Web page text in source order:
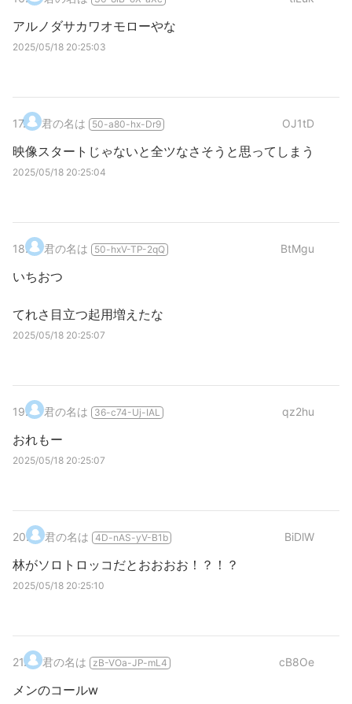
アルノダサカワオモローやな
2025/05/18 20:25:03
17. 君の名は 50-a80-hx-Dr9 OJ1tD
映像スタートじゃないと全ツなさそうと思ってしまう
2025/05/18 20:25:04
18. 君の名は 50-hxV-TP-2qQ BtMgu
いちおつ
てれさ目立つ起用増えたな
2025/05/18 20:25:07
19. 君の名は 36-c74-Uj-IAL qz2hu
おれもー
2025/05/18 20:25:07
20. 君の名は 4D-nAS-yV-B1b BiDlW
林がソロトロッコだとおおおお！？！？
2025/05/18 20:25:10
21. 君の名は zB-VOa-JP-mL4 cB8Oe
メンのコールw